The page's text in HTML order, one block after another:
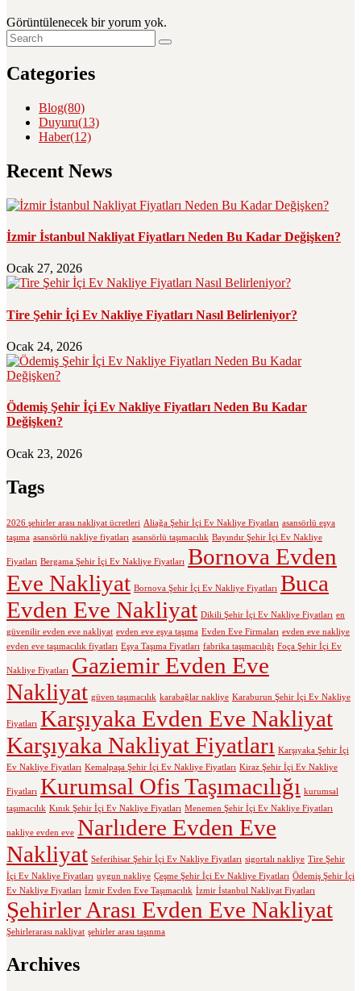
Görüntülenecek bir yorum yok.
Categories
Blog(80)
Duyuru(13)
Haber(12)
Recent News
İzmir İstanbul Nakliyat Fiyatları Neden Bu Kadar Değişken?
Ocak 27, 2026
Tire Şehir İçi Ev Nakliye Fiyatları Nasıl Belirleniyor?
Ocak 24, 2026
Ödemiş Şehir İçi Ev Nakliye Fiyatları Neden Bu Kadar
Değişken?
Ocak 23, 2026
Tags
2026 şehirler arası nakliyat ücretleri Aliağa Şehir İçi Ev Nakliye Fiyatları asansörlü eşya
taşıma asansörlü nakliye fiyatları asansörlü taşımacılık Bayındır Şehir İçi Ev Nakliye
Fiyatları Bergama Şehir İçi Ev Nakliye Fiyatları Bornova Evden
Eve Nakliyat Bornova Şehir İçi Ev Nakliye Fiyatları Buca
Evden Eve Nakliyat Dikili Şehir İçi Ev Nakliye Fiyatları en
güvenilir evden eve nakliyat evden eve eşya taşıma Evden Eve Firmaları evden eve nakliye
evden eve taşımacılık fiyatları Eşya Taşıma Fiyatları fabrika taşımacılığı Foça Şehir İçi Ev
Nakliye Fiyatları Gaziemir Evden Eve
Nakliyat güven taşımacılık karabağlar nakliye Karaburun Şehir İçi Ev Nakliye
Fiyatları Karşıyaka Evden Eve Nakliyat
Karşıyaka Nakliyat Fiyatları Karşıyaka Şehir İçi
Ev Nakliye Fiyatları Kemalpaşa Şehir İçi Ev Nakliye Fiyatları Kiraz Şehir İçi Ev Nakliye
Fiyatları Kurumsal Ofis Taşımacılığı kurumsal
taşımacılık Kınık Şehir İçi Ev Nakliye Fiyatları Menemen Şehir İçi Ev Nakliye Fiyatları
nakliye evden eve Narlıdere Evden Eve
Nakliyat Seferihisar Şehir İçi Ev Nakliye Fiyatları sigortalı nakliye Tire Şehir
İçi Ev Nakliye Fiyatları uygun nakliye Çeşme Şehir İçi Ev Nakliye Fiyatları Ödemiş Şehir İçi
Ev Nakliye Fiyatları İzmir Evden Eve Taşımacılık İzmir İstanbul Nakliyat Fiyatları
Şehirler Arası Evden Eve Nakliyat
Şehirlerarası nakliyat şehirler arası taşınma
Archives